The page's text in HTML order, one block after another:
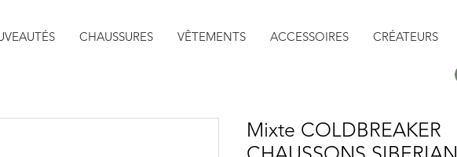
CHAUSSURES VÊTEMENTS ACCESSOIRES CRÉATEURS
Mixte COLDBREAKER